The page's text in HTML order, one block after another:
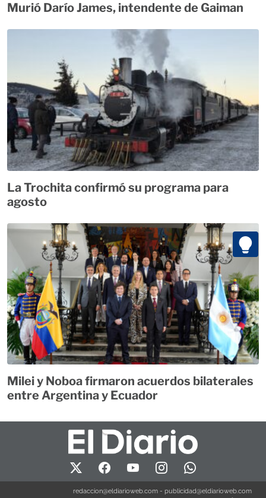
Murió Darío James, intendente de Gaiman
La Trochita confirmó su programa para
agosto
Milei y Noboa firmaron acuerdos bilaterales
entre Argentina y Ecuador
redaccion@eldiarioweb.com - publicidad@eldiarioweb.com